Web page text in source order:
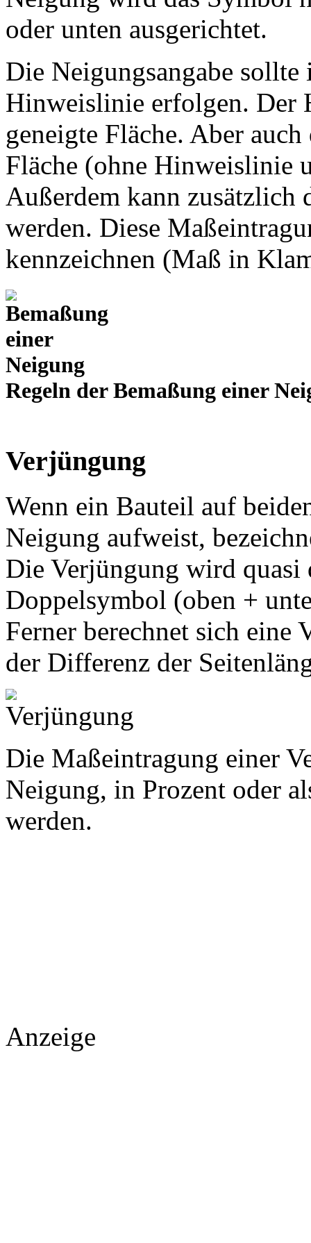
oder unten ausgerichtet.
Die Neigungsangabe sollte
Hinweislinie erfolgen. Der
geneigte Fläche. Aber
Fläche (ohne Hinweislinie
Außerdem kann zusätzlich
werden. Diese
kennzeichnen (Maß in
Regeln der Bemaßung einer
Verjüngung
Wenn ein Bauteil auf
Neigung aufweist,
Die Verjüngung wird quasi
Doppelsymbol (oben +
Ferner berechnet sich eine
der Differenz der
Die Maßeintragung einer
Neigung, in Prozent oder
werden.
Anzeige